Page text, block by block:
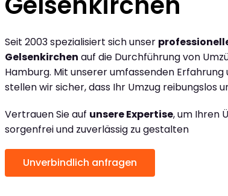
Seit 2003 spezialisiert sich unser
Gelsenkirchen auf die Durchführung von
Hamburg. Mit unserer umfassenden
stellen wir sicher, dass Ihr Umzug reibungslos
Vertrauen Sie auf unsere Expertise, um Ihren
sorgenfrei und zuverlässig zu gestalten
Unverbindlich anfragen